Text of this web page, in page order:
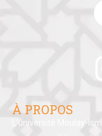
À PROPOS
L’université Moulay-